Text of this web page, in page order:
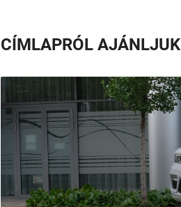
CÍMLAPRÓL AJÁNLJUK